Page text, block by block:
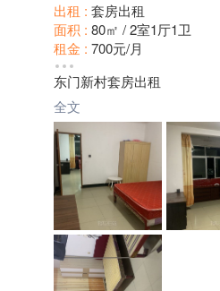
出租 : 套房出租
面积 : 80㎡ / 2室1厅1卫
租金 : 700元/月
小区 :
装修 :普通装修
朝向 :
楼层 :4楼/共6层
方式 :
押金 : 付一押一
地区 :将乐 古镛镇
东门新村套房出租
全文